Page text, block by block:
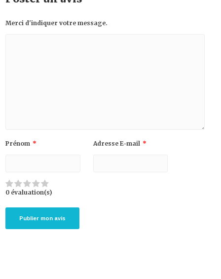
Merci d'indiquer votre message.
Prénom * Adresse E-mail *
0 évaluation(s)